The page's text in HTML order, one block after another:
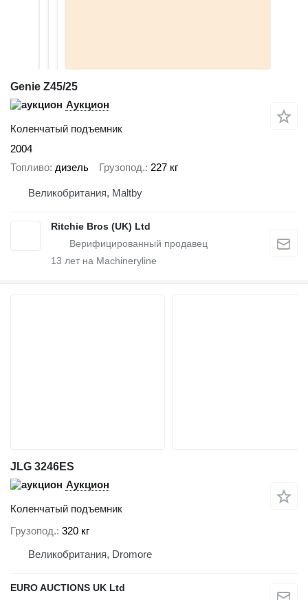
Genie Z45/25
Аукцион
Коленчатый подъемник
2004
Топливо дизель Грузопод. 227 кг
Великобритания, Maltby
Ritchie Bros (UK) Ltd
13 лет на Machineryline
JLG 3246ES
Аукцион
Коленчатый подъемник
Грузопод. 320 кг
Великобритания, Dromore
EURO AUCTIONS UK Ltd